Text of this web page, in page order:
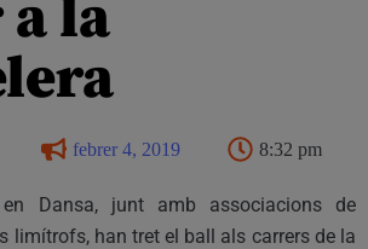
la
febrer 4, 2019 8:32 pm
Dansa, junt amb associacions de
limítrofs, han tret el ball als carrers de la